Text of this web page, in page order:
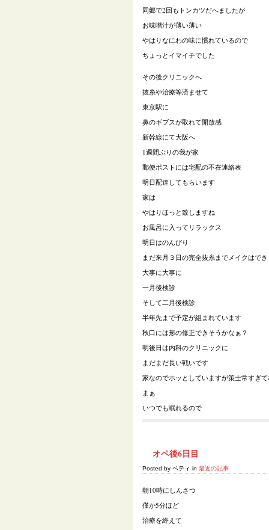
同郷で2回もトンカツだへましたが
お味噌汁が薄い薄い
やはりなにわの味に慣れているので
ちょっとイマイチでした
その後クリニックへ
抜糸や治療等済ませて
東京駅に
鼻のギブスが取れて開放感
新幹線にて大阪へ
1週間ぶりの我が家
郵便ポストには宅配の不在連絡表
明日配達してもらいます
家は
やはりほっと致しますね
お風呂に入ってリラックス
明日はのんびり
まだ来月３日の完全抜糸までメイクはで
大事に大事に
一月後検診
そして二月後検診
半年先まで予定が組まれています
秋口には形の修正できそうかなぁ？
明後日は内科のクリニックに
まだまだ長い戦いです
家なのでホッとしていますが策士常すぎ
まぁ
いつでも眠れるので
オペ後6日目
Posted by ベティ in 最近の記事
朝10時にしんさつ
僅か5分ほど
治療を終えて